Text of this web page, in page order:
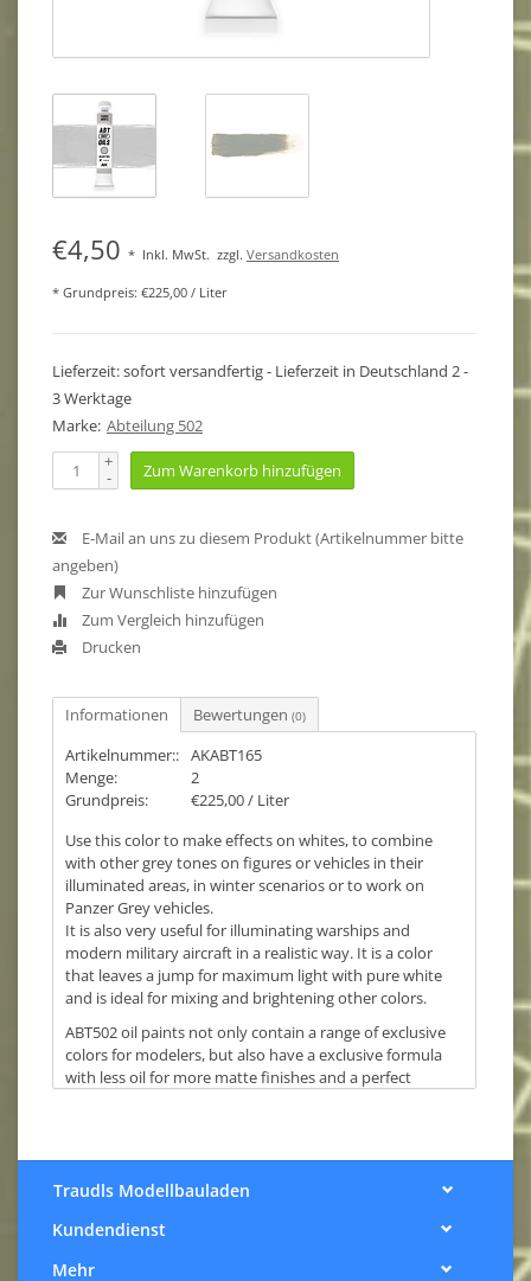
€4,50 * Inkl. MwSt. zzgl. Versandkosten
* Grundpreis: €225,00 / Liter
Lieferzeit: sofort versandfertig - Lieferzeit in Deutschland 2 -
3 Werktage
Marke: Abteilung 502
+
- Zum Warenkorb hinzufügen
E-Mail an uns zu diesem Produkt (Artikelnummer bitte
angeben)
Zur Wunschliste hinzufügen
Zum Vergleich hinzufügen
Drucken
Informationen Bewertungen (0)
Artikelnummer:: AKABT165
Menge:
2
Grundpreis:
€225,00 / Liter
Use this color to make effects on whites, to combine
with other grey tones on figures or vehicles in their
illuminated areas, in winter scenarios or to work on
Panzer Grey vehicles.
It is also very useful for illuminating warships and
modern military aircraft in a realistic way. It is a color
that leaves a jump for maximum light with pure white
and is ideal for mixing and brightening other colors.
ABT502 oil paints not only contain a range of exclusive
colors for modelers, but also have a exclusive formula
with less oil for more matte finishes and a perfect
unique characteristics that allow a great control of the
techniques, providing completely realistic finishes.
Traudls Modellbauladen
Kundendienst
Mehr